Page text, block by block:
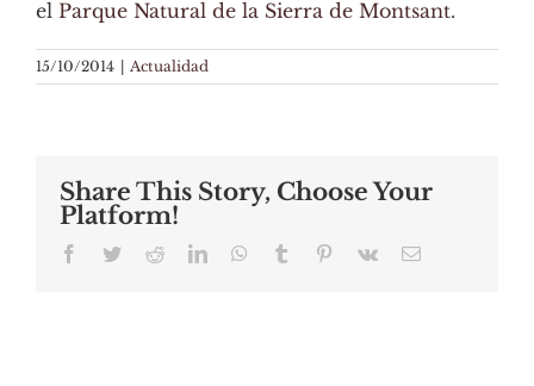
el Parque Natural de la Sierra de Montsant.
15/10/2014 | Actualidad
Share This Story, Choose Your
Platform!
Facebook
TwitterRedditLinkedInWhatsApp
Tumblr Pinterest
Vk Email